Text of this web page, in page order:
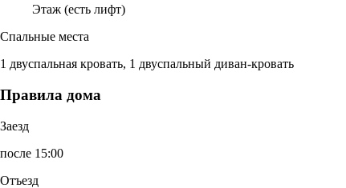
Этаж (есть лифт)
Спальные места
1 двуспальная кровать, 1 двуспальный диван-кровать
Правила дома
Заезд
после 15:00
Отъезд